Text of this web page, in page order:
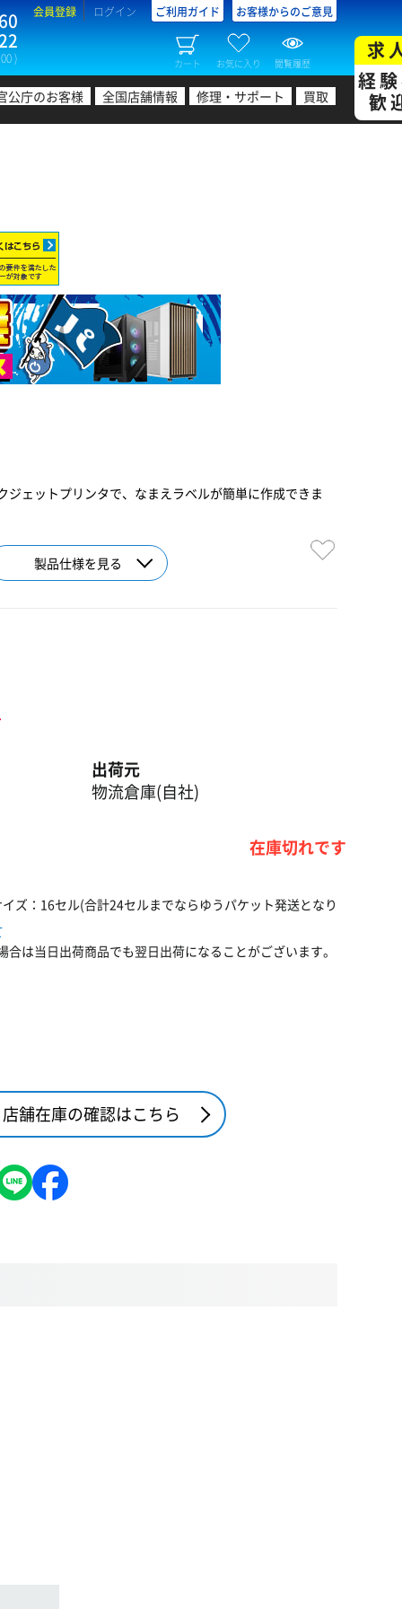
)
会員登録 ログイン ご利用ガイド お客様からのご意見
カート お気に入り 閲覧履歴
公庁のお客様 全国店舗情報 修理・サポート 買取
求
経
歓
ジェットプリンタで、なまえラベルが簡単に作成できま
製品仕様を見る
出荷元
物流倉庫(自社)
在庫切れです
ズ：16セル(合計24セルまでならゆうパケット発送となり
合は当日出荷商品でも翌日出荷になることがございます。
店舗在庫の確認はこちら